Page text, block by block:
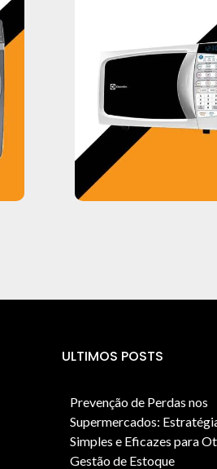
ULTIMOS POSTS
Prevenção de Perdas nos
Supermercados:
Simples e Eficazes para
Gestão de Estoque